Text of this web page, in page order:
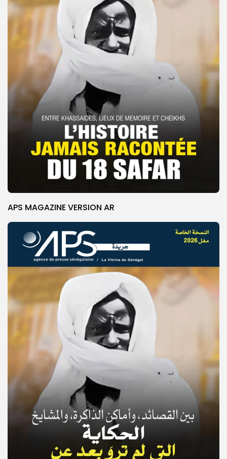
© Copyright 2025, APS
APS MAGAZINE VERSION AR